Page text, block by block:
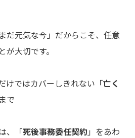
だ元気な今」だからこそ、任意
大切です。
けではカバーしきれない「亡く
で
、「死後事務委任契約 」をあわ